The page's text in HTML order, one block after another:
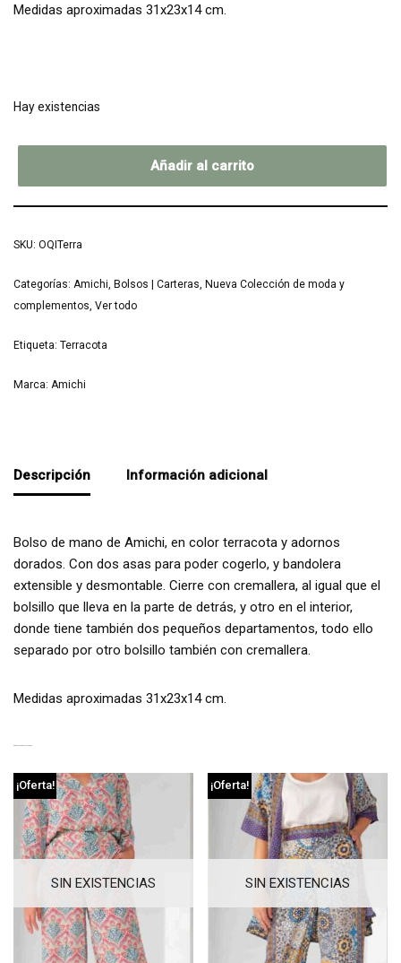
Medidas aproximadas 31x23x14 cm.
Hay existencias
Añadir al carrito
SKU: OQITerra
Categorías: Amichi Bolsos | Carteras Nueva Colección de moda y
complementos Ver todo
Etiqueta: Terracota
Marca: Amichi
Descripción Información adicional
Bolso de mano de Amichi, en color terracota y adornos
dorados. Con dos asas para poder cogerlo, y bandolera
extensible y desmontable. Cierre con cremallera, al igual que el
bolsillo que lleva en la parte de detrás, y otro en el interior,
donde tiene también dos pequeños departamentos, todo ello
separado por otro bolsillo también con cremallera.
Medidas aproximadas 31x23x14 cm.
SIN EXISTENCIAS
¡Oferta!
SIN EXISTENCIAS
¡Oferta!